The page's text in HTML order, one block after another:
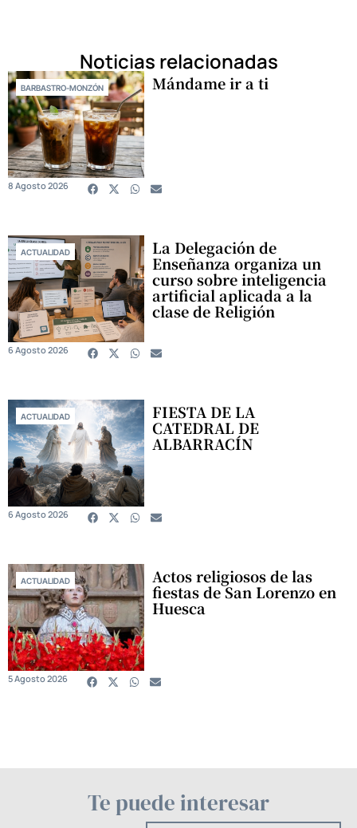
Noticias relacionadas
BARBASTRO-MONZÓN Mándame ir a ti
8 Agosto 2026
ACTUALIDAD La Delegación de
Enseñanza organiza un
curso sobre inteligencia
artificial aplicada a la
clase de Religión
6 Agosto 2026
ACTUALIDAD FIESTA DE LA
CATEDRAL DE
ALBARRACÍN
6 Agosto 2026
ACTUALIDAD Actos religiosos de las
fiestas de San Lorenzo en
Huesca
5 Agosto 2026
Te puede interesar